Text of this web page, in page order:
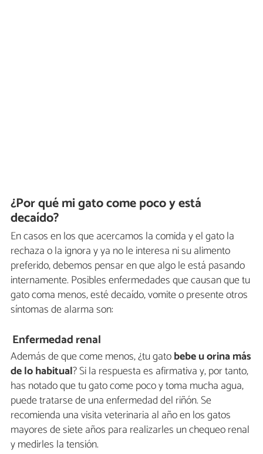
¿Por qué mi gato come poco y está
decaído?
En casos en los que acercamos la comida y el gato la
rechaza o la ignora y ya no le interesa ni su alimento
preferido, debemos pensar en que algo le está pasando
internamente. Posibles enfermedades que causan que tu
gato coma menos, esté decaído, vomite o presente otros
síntomas de alarma son:
Enfermedad renal
Además de que come menos, ¿tu gatobebe u orina más
de lo habitual? Si la respuesta es afirmativa y, por tanto,
has notado que tu gato come poco y toma mucha agua,
puede tratarse de una enfermedad del riñón. Se
recomienda una visita veterinaria al año en los gatos
mayores de siete años para realizarles un chequeo renal
y medirles la tensión.